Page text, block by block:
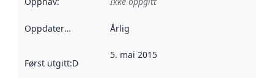
Oppdateringsfrekvens :
Årlig
Først utgitt:Denne datoen sier når dataene i dette
5. mai 2015